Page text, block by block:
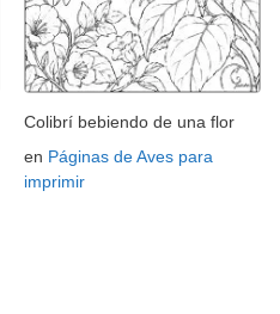
Colibrí bebiendo de una flor
en Páginas de Aves para
imprimir